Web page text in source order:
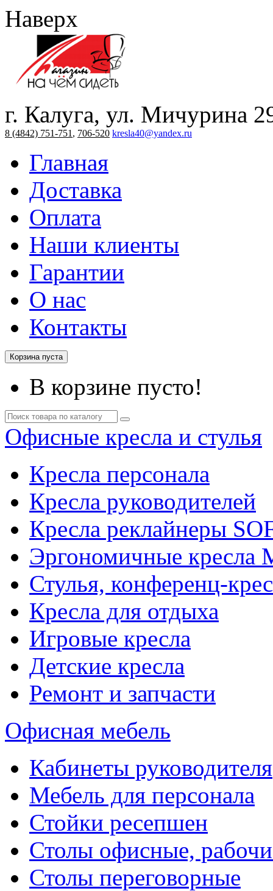
Наверх
г. Калуга, ул. Мичурина
8 (4842) 751-751 , 706-520 kresla40@yandex.ru
Главная
Доставка
Оплата
Наши клиенты
Гарантии
О нас
Контакты
Корзина пуста
В корзине пусто!
Офисные кресла и стулья
Кресла персонала
Кресла руководителей
Кресла реклайнеры
Эргономичные
Стулья, конференц-
Кресла для отдыха
Игровые кресла
Детские кресла
Ремонт и запчасти
Офисная мебель
Кабинеты руководителя
Мебель для персонала
Стойки ресепшен
Столы офисные,
Столы переговорные